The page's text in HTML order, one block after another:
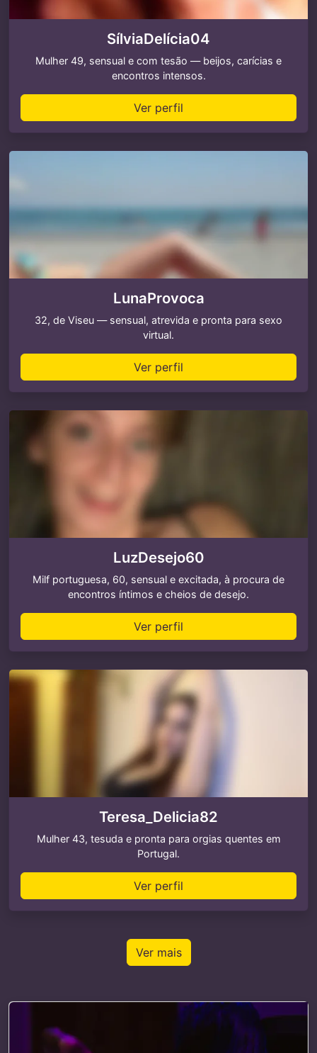
SílviaDelícia04
Mulher 49, sensual e com tesão — beijos, carícias e
encontros intensos.
Ver perfil
LunaProvoca
32, de Viseu — sensual, atrevida e pronta para sexo
virtual.
Ver perfil
LuzDesejo60
Milf portuguesa, 60, sensual e excitada, à procura de
encontros íntimos e cheios de desejo.
Ver perfil
Teresa_Delicia82
Mulher 43, tesuda e pronta para orgias quentes em
Portugal.
Ver perfil
Ver mais